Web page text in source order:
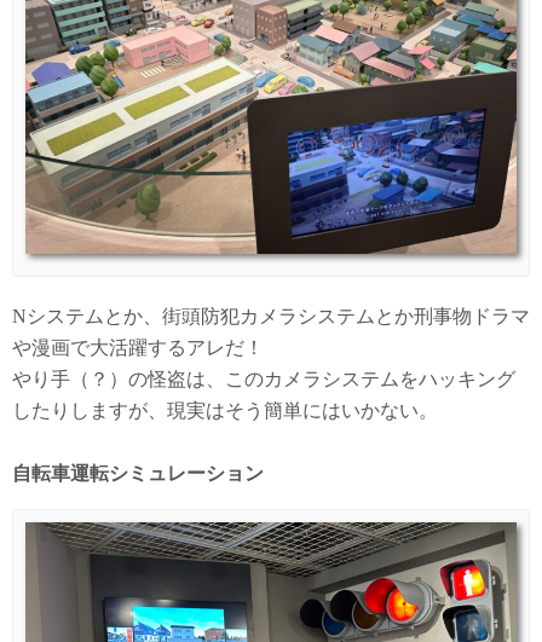
Nシステムとか、街頭防犯カメラシステムとか刑事物ドラマ
や漫画で大活躍するアレだ！
やり手（？）の怪盗は、このカメラシステムをハッキング
したりしますが、現実はそう簡単にはいかない。
自転車運転シミュレーション